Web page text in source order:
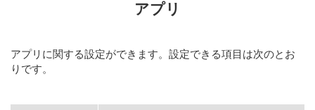
アプリ
アプリに関する設定ができます。設定できる項目は次のとお
りです。